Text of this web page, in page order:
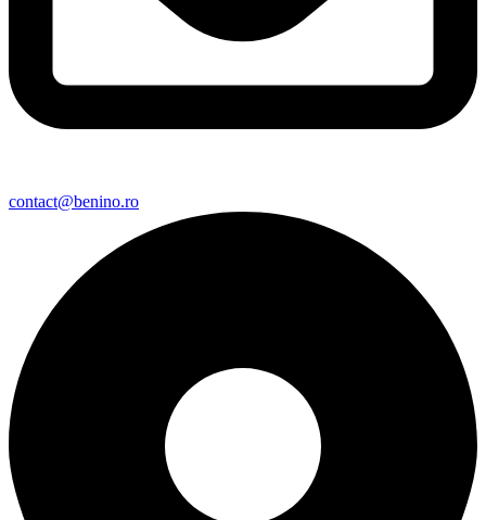
contact@benino.ro